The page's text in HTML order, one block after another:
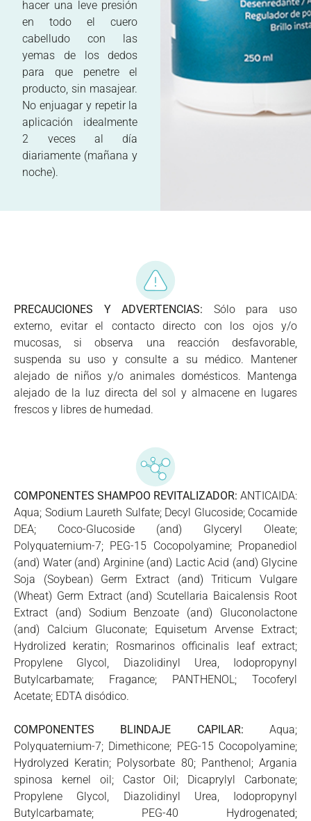
hacer una leve presión
en todo el cuero
cabelludo con las
yemas de los dedos
para que penetre el
producto, sin masajear.
No enjuagar y repetir la
aplicación idealmente
2 veces al día
diariamente (mañana y
noche).
PRECAUCIONES Y ADVERTENCIAS: Sólo para uso
externo, evitar el contacto directo con los ojos y/o
mucosas, si observa una reacción desfavorable,
suspenda su uso y consulte a su médico. Mantener
alejado de niños y/o animales domésticos. Mantenga
alejado de la luz directa del sol y almacene en lugares
frescos y libres de humedad.
COMPONENTES SHAMPOO REVITALIZADOR: ANTICAIDA:
Aqua; Sodium Laureth Sulfate; Decyl Glucoside; Cocamide
DEA; Coco-Glucoside (and) Glyceryl Oleate;
Polyquaternium-7; PEG-15 Cocopolyamine; Propanediol
(and) Water (and) Arginine (and) Lactic Acid (and) Glycine
Soja (Soybean) Germ Extract (and) Triticum Vulgare
(Wheat) Germ Extract (and) Scutellaria Baicalensis Root
Extract (and) Sodium Benzoate (and) Gluconolactone
(and) Calcium Gluconate; Equisetum Arvense Extract;
Hydrolized keratin; Rosmarinos officinalis leaf extract;
Propylene Glycol, Diazolidinyl Urea, Iodopropynyl
Butylcarbamate; Fragance; PANTHENOL; Tocoferyl
Acetate; EDTA disódico.
COMPONENTES BLINDAJE CAPILAR: Aqua;
Polyquaternium-7; Dimethicone; PEG-15 Cocopolyamine;
Hydrolyzed Keratin; Polysorbate 80; Panthenol; Argania
spinosa kernel oil; Castor Oil; Dicaprylyl Carbonate;
Propylene Glycol, Diazolidinyl Urea, Iodopropynyl
Butylcarbamate; PEG-40 Hydrogenated;